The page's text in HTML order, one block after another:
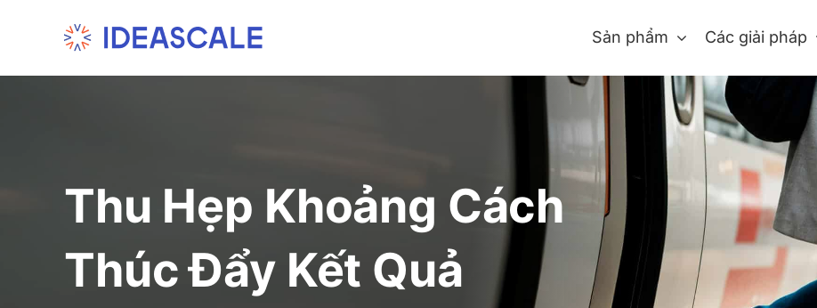
Sản phẩm Các giải pháp
Thu Hẹp Khoảng Cách
Thúc Đẩy Kết Quả